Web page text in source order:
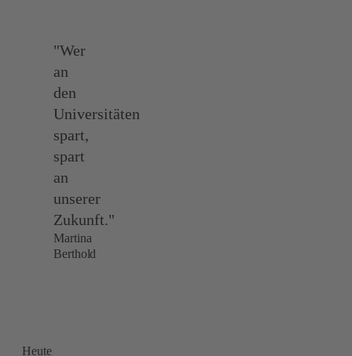
"Wer
an
den
Universitäten
spart,
spart
an
unserer
Zukunft."
Martina
Berthold
Heute